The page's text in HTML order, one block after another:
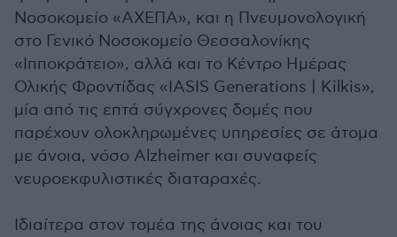
Νοσοκομείο «ΑΧΕΠΑ», και η Πνευμονολογική
στο Γενικό Νοσοκομείο Θεσσαλονίκης
«Ιπποκράτειο», αλλά και το Κέντρο Ημέρας
Ολικής Φροντίδας «IASIS Generations | Kilkis»,
μία από τις επτά σύγχρονες δομές που
παρέχουν ολοκληρωμένες υπηρεσίες σε άτομα
με άνοια, νόσο Alzheimer και συναφείς
νευροεκφυλιστικές διαταραχές.
Ιδιαίτερα στον τομέα της άνοιας και του